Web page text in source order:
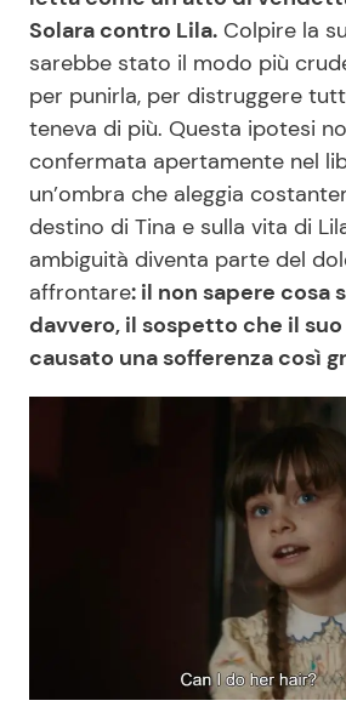
Solara contro Lila. Colpire la
sarebbe stato il modo più
per punirla, per distruggere
teneva di più. Questa ipotesi
confermata apertamente nel
un’ombra che aleggia
destino di Tina e sulla vita di
ambiguità diventa parte del
affrontare: il non sapere cosa
davvero, il sospetto che il
causato una sofferenza così